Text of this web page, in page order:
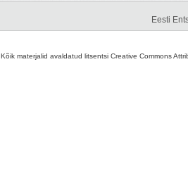
Eesti
Kõik materjalid avaldatud litsentsi Creative Commons